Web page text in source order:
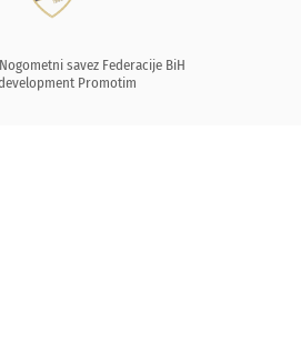
savez Federacije BiH
Promotim